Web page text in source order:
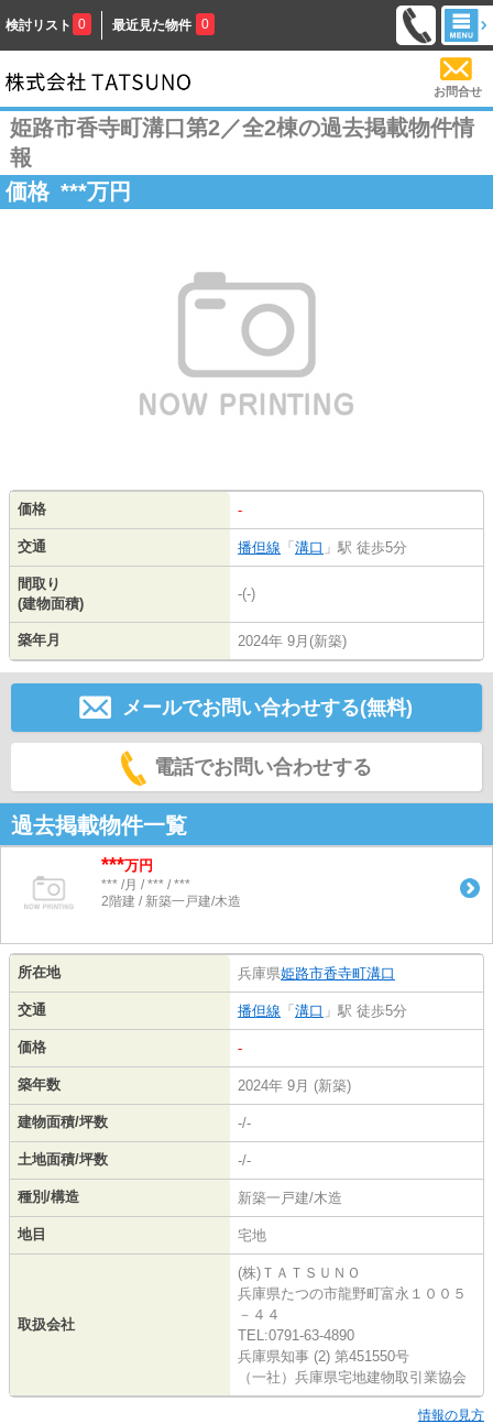
検討リスト 0 最近見た物件 0
お問合せ
姫路市香寺町溝口第2／全2棟の過去掲載物件情
報
価格 ***万円
価格 -
交通 播但線 「 溝口 」駅 徒歩5分
間取り
(建物面積)
-(-)
築年月 2024年 9月(新築)
メールでお問い合わせする(無料)
電話でお問い合わせする
過去掲載物件一覧
***万円
*** /月 / *** / ***
2階建 / 新築一戸建/木造
所在地 兵庫県姫路市香寺町溝口
交通 播但線 「 溝口 」駅 徒歩5分
価格 -
築年数 2024年 9月 (新築)
建物面積/坪数 -/-
土地面積/坪数 -/-
種別/構造 新築一戸建/木造
地目 宅地
取扱会社
(株)ＴＡＴＳＵＮＯ
兵庫県たつの市龍野町富永１００５
－４４
TEL:0791-63-4890
兵庫県知事 (2) 第451550号
（一社）兵庫県宅地建物取引業協会
情報の見方